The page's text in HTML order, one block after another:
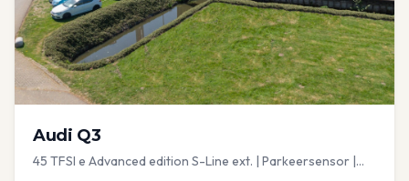
Audi Q3
45 TFSI e Advanced edition S-Line ext. | Parkeersensor |